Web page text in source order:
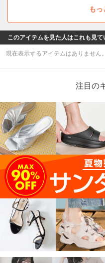
スニック系か
やすいアイテ
す。
もっ
このアイテムを見た人はこれも見て
現在表示するアイテムはありません。
注目の